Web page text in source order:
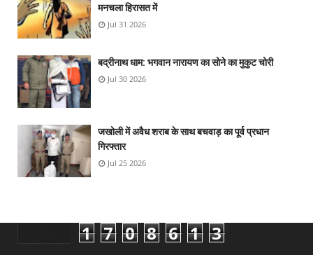
मनचला हिरासत में
Jul 31 2026
बद्रीनाथ धाम: भगवान नारायण का सोने का मुकुट चोरी
Jul 30 2026
जखोली में अवैध शराब के साथ बचवाड़ का पूर्व प्रधान
गिरफ्तार
Jul 25 2026
1 7 0 8 6 1 3